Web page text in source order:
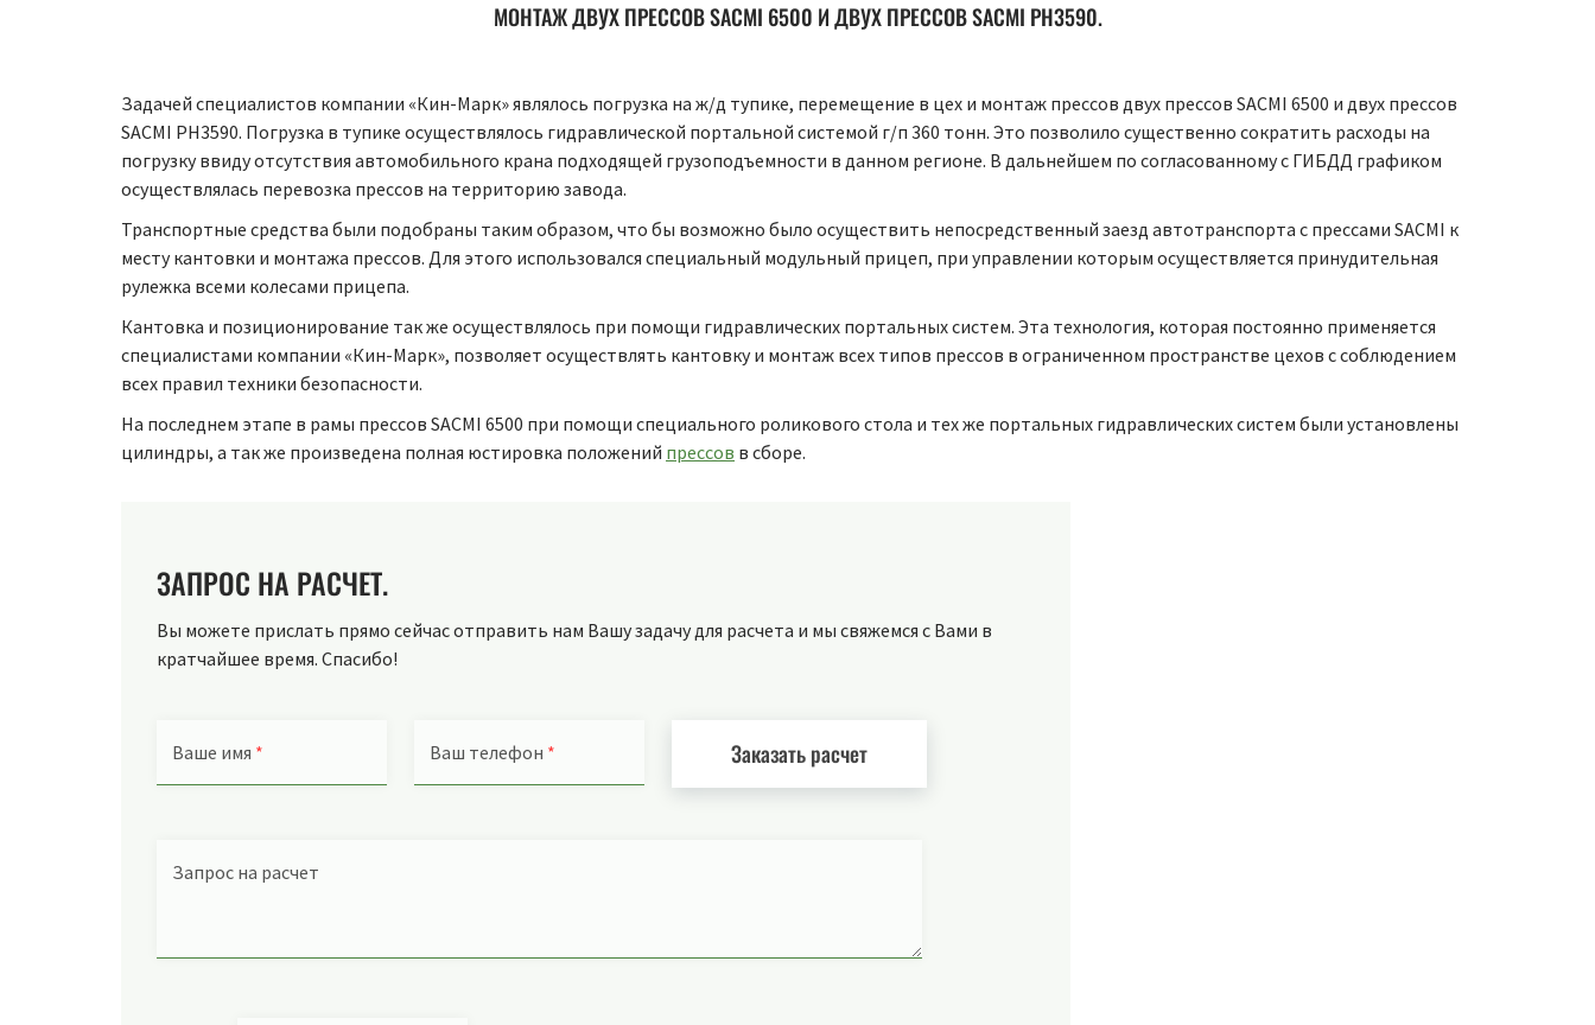
МОНТАЖ ДВУХ ПРЕССОВ SACMI 6500 И ДВУХ ПРЕССОВ SACMI PH3590.
Задачей специалистов компании «Кин-Марк» являлось погрузка на ж/д тупике, перемещение в цех и монтаж прессов двух прессов SACMI 6500 и двух прессов
SACMI PH3590. Погрузка в тупике осуществлялось гидравлической портальной системой г/п 360 тонн. Это позволило существенно сократить расходы на
погрузку ввиду отсутствия автомобильного крана подходящей грузоподъемности в данном регионе. В дальнейшем по согласованному с ГИБДД графиком
осуществлялась перевозка прессов на территорию завода.
Транспортные средства были подобраны таким образом, что бы возможно было осуществить непосредственный заезд автотранспорта с прессами SACMI к
месту кантовки и монтажа прессов. Для этого использовался специальный модульный прицеп, при управлении которым осуществляется принудительная
рулежка всеми колесами прицепа.
Кантовка и позиционирование так же осуществлялось при помощи гидравлических портальных систем. Эта технология, которая постоянно применяется
специалистами компании «Кин-Марк», позволяет осуществлять кантовку и монтаж всех типов прессов в ограниченном пространстве цехов с соблюдением
всех правил техники безопасности.
На последнем этапе в рамы прессов SACMI 6500 при помощи специального роликового стола и тех же портальных гидравлических систем были установлены
цилиндры, а так же произведена полная юстировка положений прессов в сборе.
ЗАПРОС НА РАСЧЕТ.
Вы можете прислать прямо сейчас отправить нам Вашу задачу для расчета и мы свяжемся с Вами в
кратчайшее время. Спасибо!
Ваше имя * Ваш телефон * Заказать расчет
Запрос на расчет